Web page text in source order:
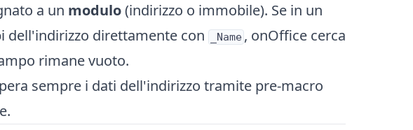
a un modulo(indirizzo o immobile). Se in un
dell'indirizzo direttamente con _Name , onOffice cerca
rimane vuoto.
sempre i dati dell'indirizzo tramite pre-macro